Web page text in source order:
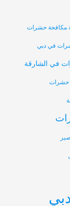
مكافحة حشرات
في دبي
في الشارقة